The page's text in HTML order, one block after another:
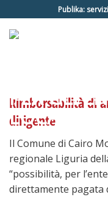
ai
contenuti
Publika:
Rimborsabilità di
dirigente
Il Comune di Cairo
regionale Liguria
“possibilità, per
direttamente pagata